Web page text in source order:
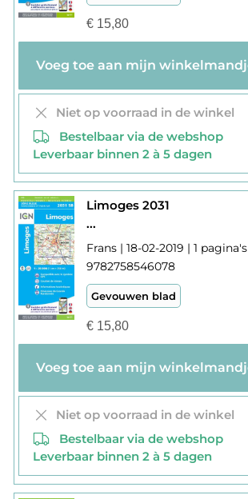
€15,80
Niet op voorraad in de winkel
Bestelbaar via de webshop
Leverbaar binnen 2 à 5 dagen
Limoges 2031
...
Frans | 18-02-2019 | 1 pagina's
9782758546078
Gevouwen blad
€15,80
Niet op voorraad in de winkel
Bestelbaar via de webshop
Leverbaar binnen 2 à 5 dagen